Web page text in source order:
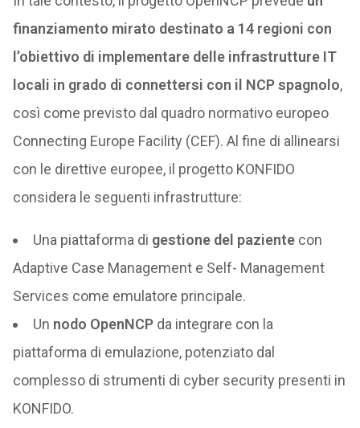
finanziamento mirato destinato a 14 regioni con
l’obiettivo di implementare delle infrastrutture IT
locali in grado di connettersi con il NCP spagnolo,
così come previsto dal quadro normativo europeo
Connecting Europe Facility (CEF). Al fine di allinearsi
con le direttive europee, il progetto KONFIDO
considera le seguenti infrastrutture:
Una piattaforma di gestione del pazientecon
Adaptive Case Management e Self- Management
Services come emulatore principale.
Un nodo OpenNCPda integrare con la
piattaforma di emulazione, potenziato dal
complesso di strumenti di cyber security presenti in
KONFIDO.